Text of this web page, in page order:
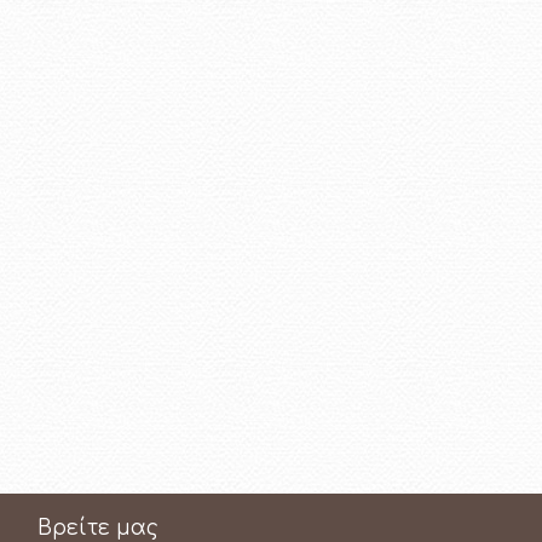
Βρείτε μας